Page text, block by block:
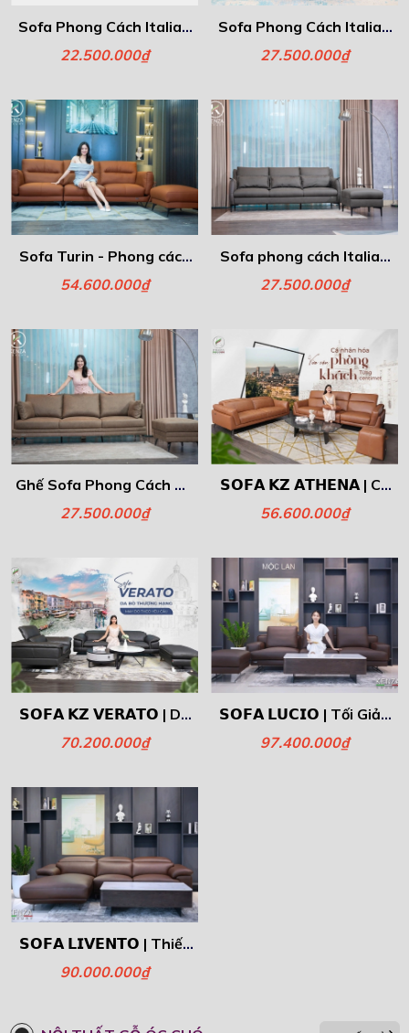
Sofa Phong Cách Italia -
Elena
22.500.000₫
Sofa Phong Cách Italia -
ROMA
27.500.000₫
Sofa Turin - Phong cách
Italia
54.600.000₫
Sofa phong cách Italia -
Eli
27.500.000₫
Ghế Sofa Phong Cách Ý -
Simple
27.500.000₫
𝗦𝗢𝗙𝗔 𝗞𝗭 𝗔𝗧𝗛𝗘𝗡𝗔 | Cá
Nhân Hóa Phòng Khách
Từng Centimet
56.600.000₫
𝗦𝗢𝗙𝗔 𝗞𝗭 𝗩𝗘𝗥𝗔𝗧𝗢 | Da
Bò Thượng Hạng, Đẳng
70.200.000₫
𝗦𝗢𝗙𝗔 𝗟𝗨𝗖𝗜𝗢 | Tối Giản
Nhưng Đậm Nét Nghệ
97.400.000₫
𝗦𝗢𝗙𝗔 𝗟𝗜𝗩𝗘𝗡𝗧𝗢 | Thiết
kế Hiện Đại , Sang
90.000.000₫